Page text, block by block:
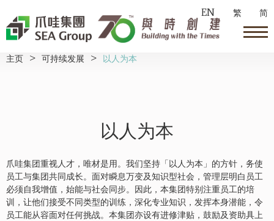
EN 繁 简
主页 > 可持续发展 > 以人为本
以人为本
爪哇集团重视人才，唯材是用。我们坚持「以人为本」的方针，务使
员工与集团共同成长。面对瞬息万变及知识型社会，管理层明白员工
必须自我增值，始能与社会同步。因此，本集团特别注重员工的培
训，让他们接受不同类型的训练，深化专业知识，发挥本身潜能，令
员工能从容面对任何挑战。本集团亦设有进修津贴，鼓励及资助具上